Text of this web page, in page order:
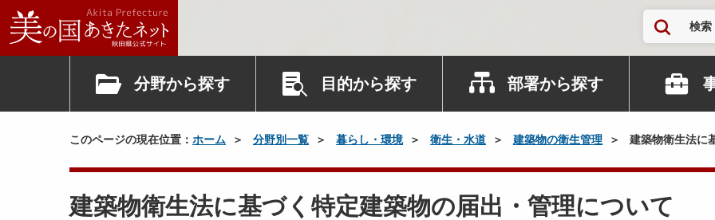
検索
分野から探す 目的から探す 部署から探す
このページの現在位置： ホーム 分野別一覧 暮らし・環境 衛生・水道 建築物の衛生管理 建築物衛生法に
建築物衛生法に基づく特定建築物の届出・管理について